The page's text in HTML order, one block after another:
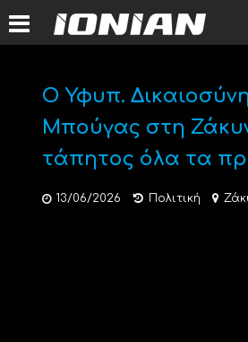
Ο Υφυπ.
Μπούγας στη
τάπητος όλα τα
13/06/2026 Πολιτική